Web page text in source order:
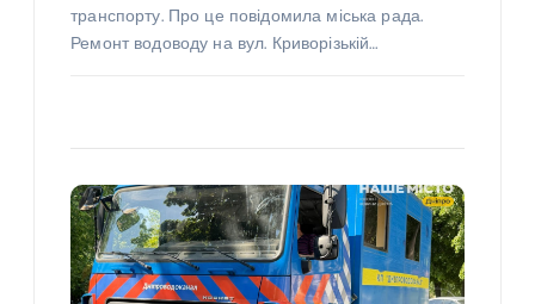
транспорту. Про це повідомила міська рада.
Ремонт водоводу на вул. Криворізькій…